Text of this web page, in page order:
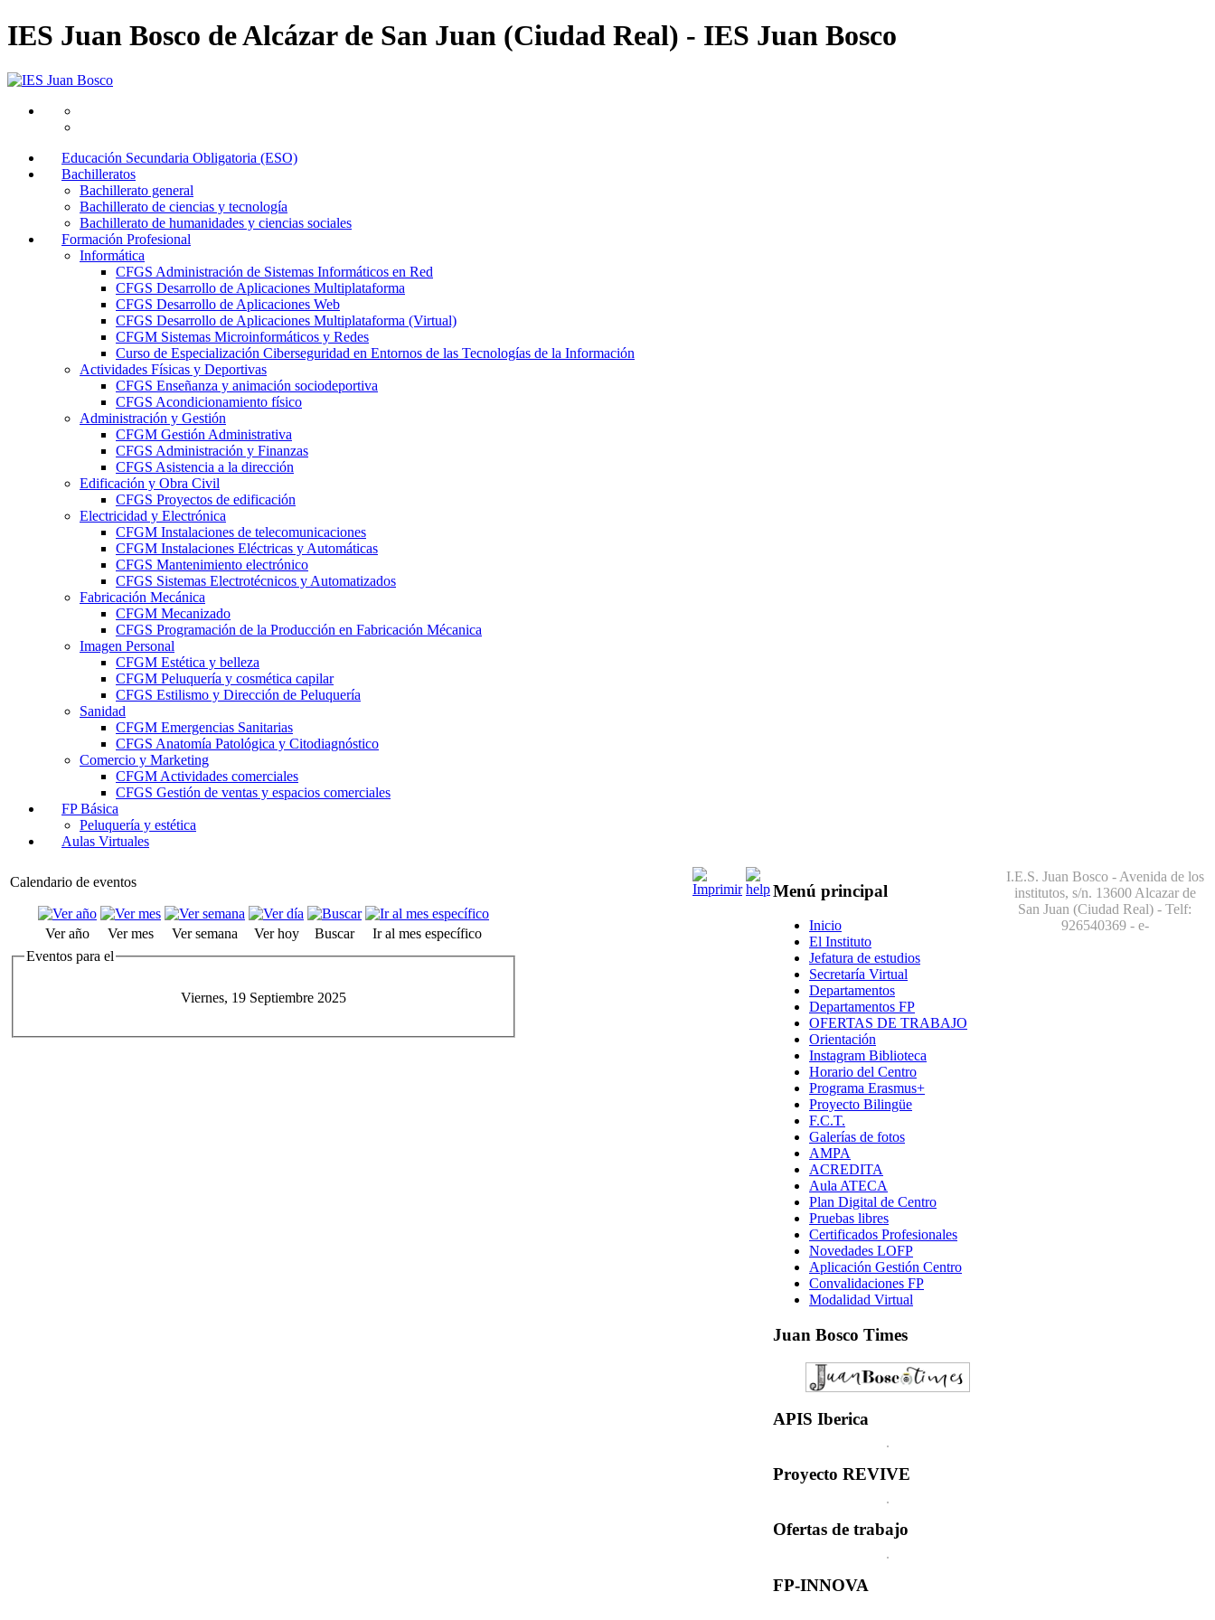
IES Juan Bosco de Alcázar de San Juan (Ciudad Real) - IES Juan Bosco
Educación Secundaria Obligatoria (ESO)
Bachilleratos
Bachillerato general
Bachillerato de ciencias y tecnología
Bachillerato de humanidades y ciencias sociales
Formación Profesional
Informática
CFGS Administración de Sistemas Informáticos en Red
CFGS Desarrollo de Aplicaciones Multiplataforma
CFGS Desarrollo de Aplicaciones Web
CFGS Desarrollo de Aplicaciones Multiplataforma (Virtual)
CFGM Sistemas Microinformáticos y Redes
Curso de Especialización Ciberseguridad en Entornos de las Tecnologías de la Información
Actividades Físicas y Deportivas
CFGS Enseñanza y animación sociodeportiva
CFGS Acondicionamiento físico
Administración y Gestión
CFGM Gestión Administrativa
CFGS Administración y Finanzas
CFGS Asistencia a la dirección
Edificación y Obra Civil
CFGS Proyectos de edificación
Electricidad y Electrónica
CFGM Instalaciones de telecomunicaciones
CFGM Instalaciones Eléctricas y Automáticas
CFGS Mantenimiento electrónico
CFGS Sistemas Electrotécnicos y Automatizados
Fabricación Mecánica
CFGM Mecanizado
CFGS Programación de la Producción en Fabricación Mécanica
Imagen Personal
CFGM Estética y belleza
CFGM Peluquería y cosmética capilar
CFGS Estilismo y Dirección de Peluquería
Sanidad
CFGM Emergencias Sanitarias
CFGS Anatomía Patológica y Citodiagnóstico
Comercio y Marketing
CFGM Actividades comerciales
CFGS Gestión de ventas y espacios comerciales
FP Básica
Peluquería y estética
Aulas Virtuales
Calendario de eventos
Ver año Ver mes Ver semana Ver hoy Buscar
Ir al mes específico
Eventos para el
Viernes, 19 Septiembre 2025
Menú principal
Inicio
El Instituto
Jefatura de estudios
Secretaría Virtual
Departamentos
Departamentos FP
OFERTAS DE TRABAJO
Orientación
Instagram Biblioteca
Horario del Centro
Programa Erasmus+
Proyecto Bilingüe
F.C.T.
Galerías de fotos
AMPA
ACREDITA
Aula ATECA
Plan Digital de Centro
Pruebas libres
Certificados Profesionales
Novedades LOFP
Aplicación Gestión Centro
Convalidaciones FP
Modalidad Virtual
Juan Bosco Times
APIS Iberica
Proyecto REVIVE
Ofertas de trabajo
FP-INNOVA
I.E.S. Juan Bosco - Avenida de los
institutos, s/n. 13600 Alcazar de
San Juan (Ciudad Real) - Telf:
926540369- e-